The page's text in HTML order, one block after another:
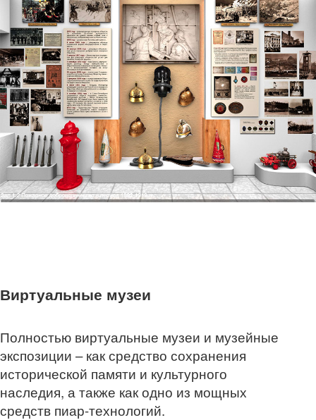
Виртуальные музеи
Полностью виртуальные музеи и музейные
экспозиции – как средство сохранения
исторической памяти и культурного
наследия, а также как одно из мощных
средств пиар-технологий.